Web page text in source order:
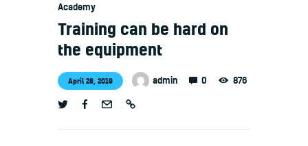
Academy
Training can be hard on
the equipment
April 28, 2019 admin 0 876